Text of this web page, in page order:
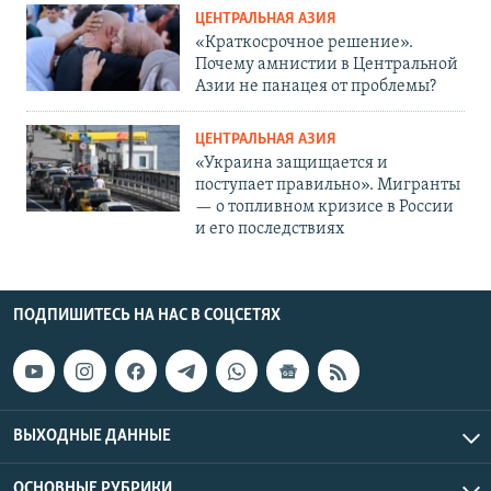
ЦЕНТРАЛЬНАЯ АЗИЯ
«Краткосрочное решение».
Почему амнистии в Центральной
Азии не панацея от проблемы?
ЦЕНТРАЛЬНАЯ АЗИЯ
«Украина защищается и
поступает правильно». Мигранты
— о топливном кризисе в России
и его последствиях
ПОДПИШИТЕСЬ НА НАС В СОЦСЕТЯХ
ВЫХОДНЫЕ ДАННЫЕ